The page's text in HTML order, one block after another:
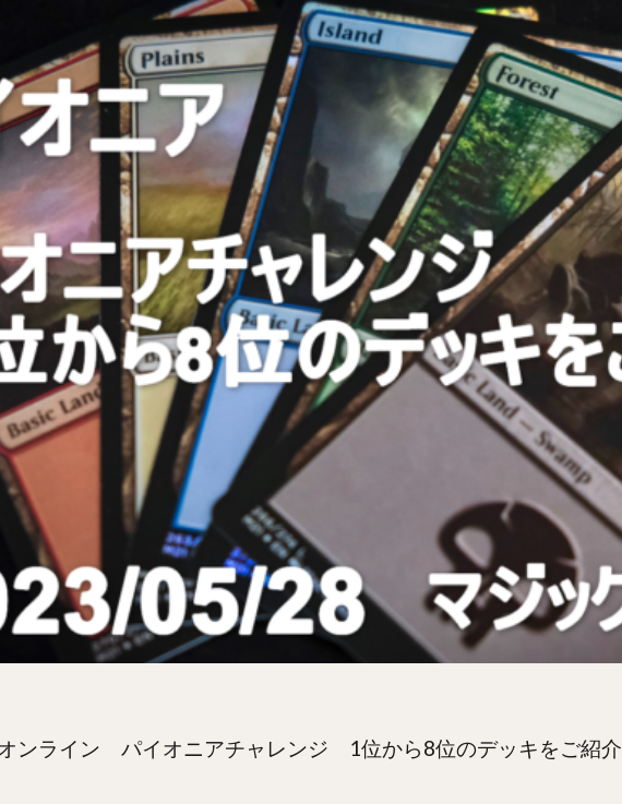
ンライン パイオニアチャレンジ 1位から8位のデッキをご紹介